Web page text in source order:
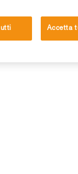
Accetta